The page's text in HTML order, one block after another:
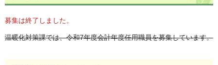
募集は終了しました。
温暖化対策課では、令和7年度会計年度任用職員を募集しています。